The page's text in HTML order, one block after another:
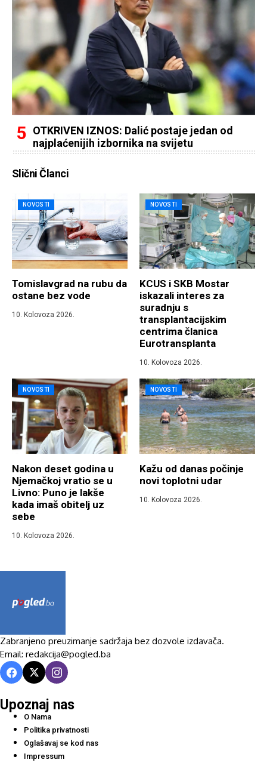
OTKRIVEN IZNOS: Dalić postaje jedan od
najplaćenijih izbornika na svijetu
Slični Članci
NOVOSTI
Tomislavgrad na rubu da
ostane bez vode
10. Kolovoza 2026.
NOVOSTI
KCUS i SKB Mostar
iskazali interes za
suradnju s
transplantacijskim
centrima članica
Eurotransplanta
10. Kolovoza 2026.
NOVOSTI
Nakon deset godina u
Njemačkoj vratio se u
Livno: Puno je lakše
kada imaš obitelj uz
sebe
10. Kolovoza 2026.
NOVOSTI
Kažu od danas počinje
novi toplotni udar
10. Kolovoza 2026.
Zabranjeno preuzimanje sadržaja bez dozvole izdavača.
Email: redakcija@pogled.ba
Upoznaj nas
O Nama
Politika privatnosti
Oglašavaj se kod nas
Impressum